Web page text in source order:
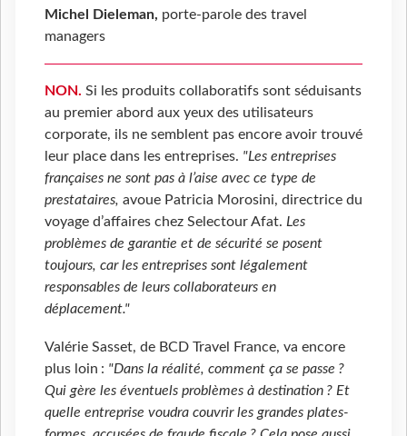
Michel Dieleman, porte-parole des travel
managers
NON. Si les produits collaboratifs sont séduisants
au premier abord aux yeux des utilisateurs
corporate, ils ne semblent pas encore avoir trouvé
leur place dans les entreprises. "Les entreprises
françaises ne sont pas à l’aise avec ce type de
prestataires, avoue Patricia Morosini, directrice du
voyage d’affaires chez Selectour Afat. Les
problèmes de garantie et de sécurité se posent
toujours, car les entreprises sont légalement
responsables de leurs collaborateurs en
déplacement."
Valérie Sasset, de BCD Travel France, va encore
plus loin : "Dans la réalité, comment ça se passe ?
Qui gère les éventuels problèmes à destination ? Et
quelle entreprise voudra couvrir les grandes plates-